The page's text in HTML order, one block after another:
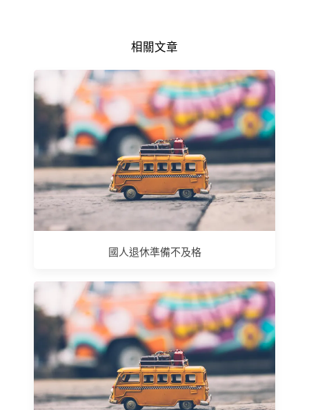
相關文章
國人退休準備不及格